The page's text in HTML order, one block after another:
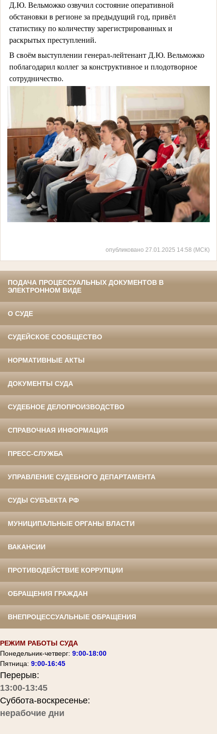
Д.Ю. Вельможко озвучил состояние оперативной
обстановки в регионе за предыдущий год, привёл
статистику по количеству зарегистрированных и
раскрытых преступлений.
В своём выступлении генерал-лейтенант Д.Ю. Вельможко
поблагодарил коллег за конструктивное и плодотворное
сотрудничество.
опубликовано 27.01.2025 14:58 (МСК)
ПОДАЧА ПРОЦЕССУАЛЬНЫХ ДОКУМЕНТОВ В
ЭЛЕКТРОННОМ ВИДЕ
О СУДЕ
СУДЕЙСКОЕ СООБЩЕСТВО
НОРМАТИВНЫЕ АКТЫ
ДОКУМЕНТЫ СУДА
СУДЕБНОЕ ДЕЛОПРОИЗВОДСТВО
СПРАВОЧНАЯ ИНФОРМАЦИЯ
ПРЕСС-СЛУЖБА
УПРАВЛЕНИЕ СУДЕБНОГО ДЕПАРТАМЕНТА
СУДЫ СУБЪЕКТА РФ
МУНИЦИПАЛЬНЫЕ ОРГАНЫ ВЛАСТИ
ВАКАНСИИ
ПРОТИВОДЕЙСТВИЕ КОРРУПЦИИ
ОБРАЩЕНИЯ ГРАЖДАН
ВНЕПРОЦЕССУАЛЬНЫЕ ОБРАЩЕНИЯ
РЕЖИМ РАБОТЫ СУДА
Понедельник-четверг: 9:00-18:00
Пятница: 9:00-16:45
Перерыв:
13:00-13:45
Суббота-воскресенье:
нерабочие дни